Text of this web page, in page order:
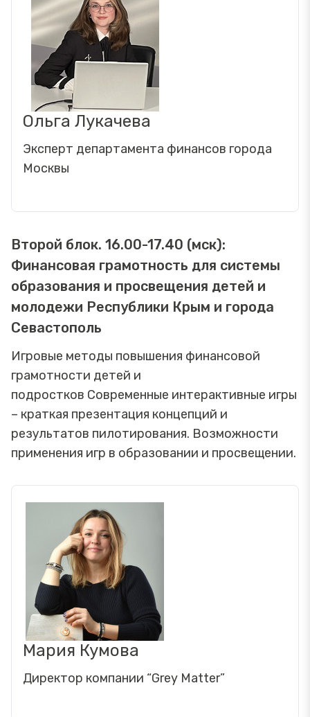
Ольга Лукачева
Эксперт департамента финансов города
Москвы
Второй блок. 16.00-17.40 (мск):
Финансовая грамотность для системы
образования и просвещения детей и
молодежи Республики Крым и города
Севастополь
Игровые методы повышения финансовой
грамотности детей и
подростков Современные интерактивные игры
– краткая презентация концепций и
результатов пилотирования. Возможности
применения игр в образовании и просвещении.
Мария Кумова
Директор компании “Grey Matter”